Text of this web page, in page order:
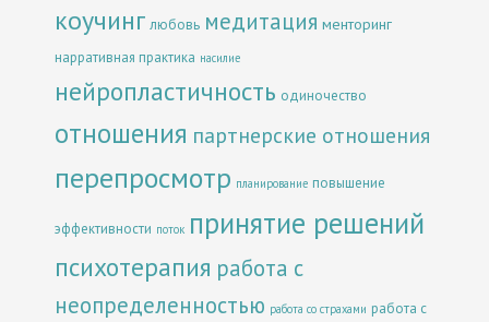
коучинг любовь медитация менторинг
нарративная практика насилие
нейропластичность одиночество
отношения партнерские отношения
перепросмотр планирование повышение
эффективности поток принятие решений
психотерапия работа с
неопределенностью работа со страхами работа с